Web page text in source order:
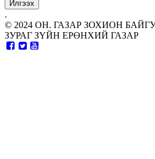
.
© 2024 ОН. ГАЗАР ЗОХИОН
ЗУРАГ ЗҮЙН ЕРӨНХИЙ ГАЗАР